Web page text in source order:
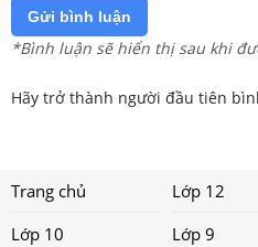
Gửi bình luận
*Bình luận sẽ hiển thị sau khi
Hãy trở thành người đầu tiên
Trang chủ Lớp 12
Lớp 10
Lớp 9